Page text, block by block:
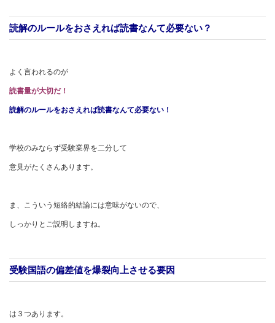
読解のルールをおさえれば読書なんて必要ない？
よく言われるのが
読書量が大切だ！
読解のルールをおさえれば読書なんて必要ない！
学校のみならず受験業界を二分して
意見がたくさんあります。
ま、こういう短絡的結論には意味がないので、
しっかりとご説明しますね。
受験国語の偏差値を爆裂向上させる要因
は３つあります。